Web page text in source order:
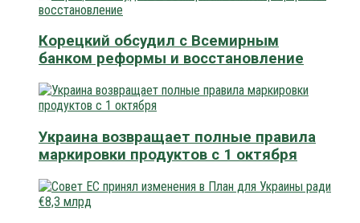
Корецкий обсудил с Всемирным
банком реформы и восстановление
Украина возвращает полные правила
маркировки продуктов с 1 октября